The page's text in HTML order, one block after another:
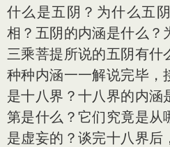
什么是五阴？为什么五
相？五阴的内涵是什么？
三乘菩提所说的五阴有什
种种内涵一一解说完毕，
是十八界？十八界的内涵
第是什么？它们究竟是从
是虚妄的？谈完十八界后